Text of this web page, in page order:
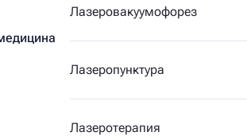
Лазеровакуумофорез
Лазеропунктура
Лазеротерапия